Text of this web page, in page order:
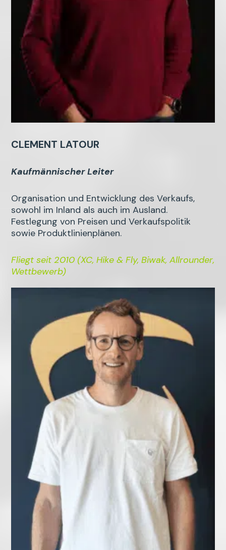
CLEMENT LATOUR
Kaufmännischer Leiter
Organisation und Entwicklung des Verkaufs,
sowohl im Inland als auch im Ausland.
Festlegung von Preisen und Verkaufspolitik
sowie Produktlinienplänen.
Fliegt seit 2010 (XC, Hike & Fly, Biwak, Allrounder,
Wettbewerb)